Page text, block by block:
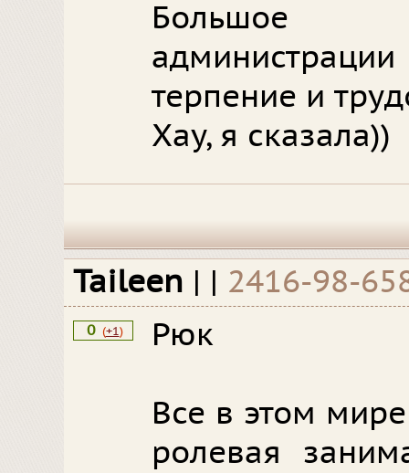
Большое
терпение и
Хау, я сказала))
Taileen | | 2416-98-
0 (+1) Рюк
Все в этом
ролевая